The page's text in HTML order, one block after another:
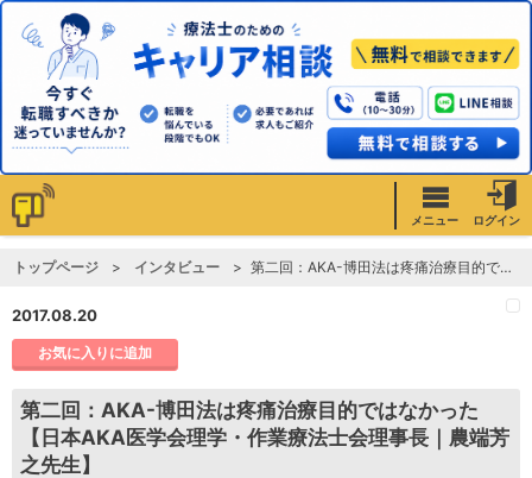
メニュー ログイン
トップページ インタビュー 第二回：AKA-博田法は疼痛治療目的ではなかった【日本AKA医学会理学・作業療法士会理事長｜農端芳之先生】
2017.08.20
お気に入りに追加
第二回：AKA-博田法は疼痛治療目的ではなかった
【日本AKA医学会理学・作業療法士会理事長｜農端芳
之先生】